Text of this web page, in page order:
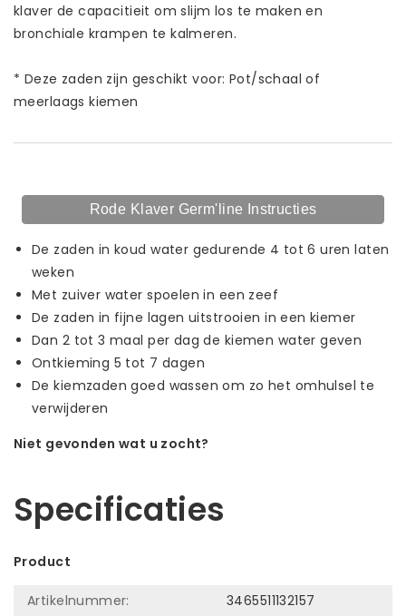
klaver de capacitieit om slijm los te maken en
bronchiale krampen te kalmeren.
* Deze zaden zijn geschikt voor: Pot/schaal of
meerlaags kiemen
Rode Klaver Germ'line Instructies
De zaden in koud water gedurende 4 tot 6 uren laten
weken
Met zuiver water spoelen in een zeef
De zaden in fijne lagen uitstrooien in een kiemer
Dan 2 tot 3 maal per dag de kiemen water geven
Ontkieming 5 tot 7 dagen
De kiemzaden goed wassen om zo het omhulsel te
verwijderen
Niet gevonden wat u zocht?
Specificaties
Product
Artikelnummer:
3465511132157